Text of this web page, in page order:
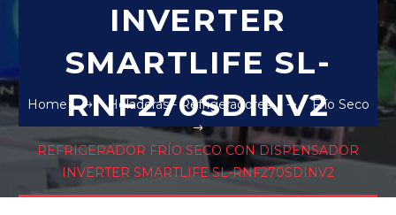
INVERTER
SMARTLIFE SL-
RNF270SDINV2
Home Heladeras - Refrigeradores Frío Seco
REFRIGERADOR FRÍO SECO CON DISPENSADOR
INVERTER SMARTLIFE SL-RNF270SDINV2